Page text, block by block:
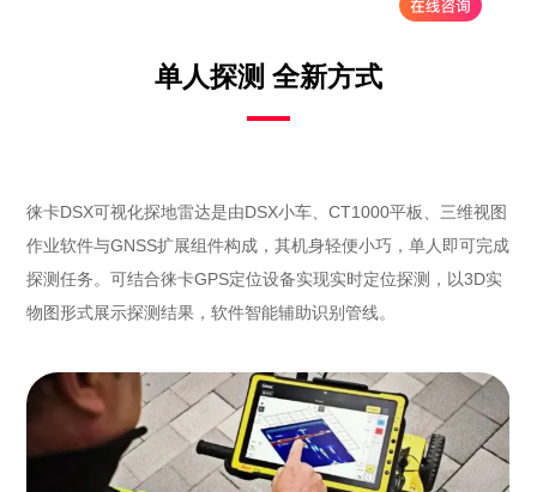
单人探测 全新方式
徕卡DSX可视化探地雷达是由DSX小车、CT1000平板、三维视图
作业软件与GNSS扩展组件构成，其机身轻便小巧，单人即可完成
探测任务。可结合徕卡GPS定位设备实现实时定位探测，以3D实
物图形式展示探测结果，软件智能辅助识别管线。